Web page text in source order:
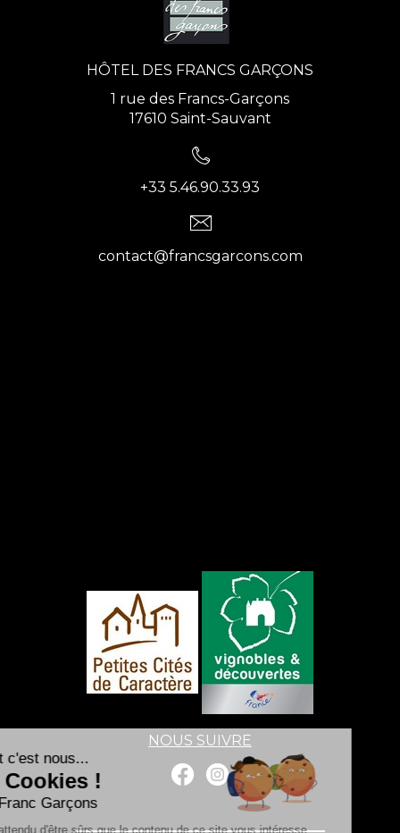
HÔTEL DES FRANCS GARÇONS
1 rue des Francs-Garçons
17610 Saint-Sauvant
+33 5.46.90.33.93
contact@francsgarcons.com
NOUS SUIVRE
Salut c'est nous...
les Cookies !
Les Franc Garçons
On a attendu d'être sûrs que le contenu de ce site vous intéresse